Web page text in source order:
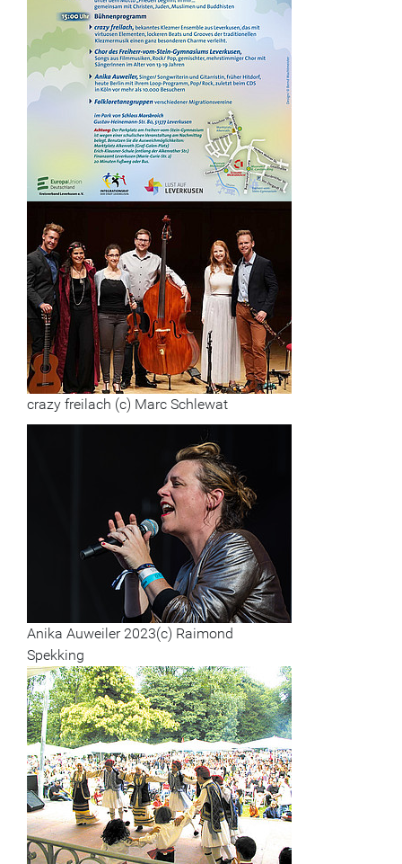
crazy freilach (c) Marc Schlewat
Anika Auweiler 2023(c) Raimond
Spekking